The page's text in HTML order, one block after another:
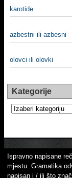
karotide
azbestni ili azbesni
olovci ili olovki
Kategorije
Kategorije
Ispravno napisane
mjestu. Gramatika
napisan i / ili što